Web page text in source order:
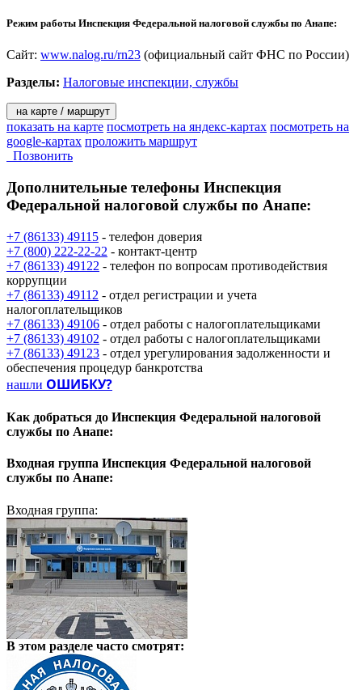
Режим работы Инспекция Федеральной налоговой службы по Анапе:
Сайт: www.nalog.ru/rn23 (официальный сайт ФНС по России)
Разделы: Налоговые инспекции, службы
на карте / маршрут
показать на карте посмотреть на яндекс-картах посмотреть на
google-картах проложить маршрут
Позвонить
Дополнительные телефоны Инспекция
Федеральной налоговой службы по Анапе:
+7 (86133) 49115 - телефон доверия
+7 (800) 222-22-22 - контакт-центр
+7 (86133) 49122 - телефон по вопросам противодействия
коррупции
+7 (86133) 49112 - отдел регистрации и учета
налогоплательщиков
+7 (86133) 49106 - отдел работы с налогоплательщиками
+7 (86133) 49102 - отдел работы с налогоплательщиками
+7 (86133) 49123 - отдел урегулирования задолженности и
обеспечения процедур банкротства
нашли ОШИБКУ?
Как добраться до Инспекция Федеральной налоговой
службы по Анапе:
Входная группа Инспекция Федеральной налоговой
службы по Анапе:
Входная группа:
В этом разделе часто смотрят: